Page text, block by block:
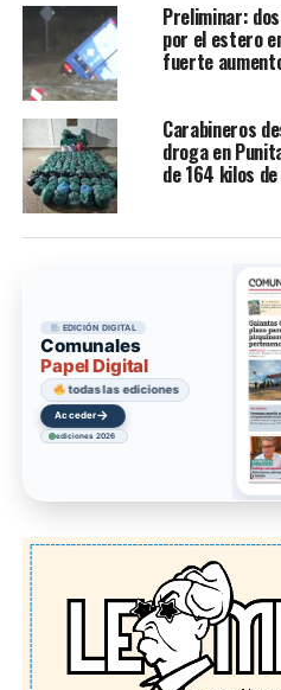
Preliminar:
por el estero
fuerte
Carabineros
droga en
de 164 kilos
EDICIÓN DIGITAL
Comunales
Papel Digital
todas las ediciones
Acceder→
ediciones 2026